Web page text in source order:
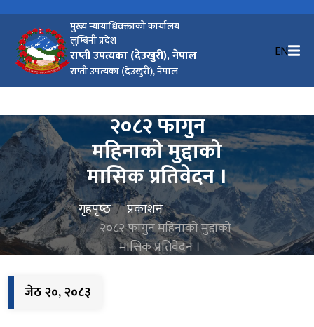
मुख्य न्यायाधिवक्ताको कार्यालय
लुम्बिनी प्रदेश
राप्ती उपत्यका (देउखुरी), नेपाल
राप्ती उपत्यका (देउखुरी), नेपाल
EN
२०८२ फागुन
महिनाको मुद्दाको
मासिक प्रतिवेदन ।
गृहपृष्‍ठ
प्रकाशन
२०८२ फागुन महिनाको मुद्दाको
मासिक प्रतिवेदन ।
जेठ २०, २०८३